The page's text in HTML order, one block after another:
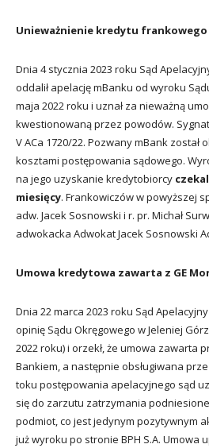
Unieważnienie kredytu frankowego
Dnia 4 stycznia 2023 roku Sąd
oddalił apelację mBanku od wyroku
maja 2022 roku i uznał za nieważną
kwestionowaną przez powodów.
V ACa 1720/22. Pozwany mBank został
kosztami postępowania sądowego.
na jego uzyskanie kredytobiorcy
miesięcy. Frankowiczów w powyższej
adw. Jacek Sosnowski i r. pr. Michał
adwokacka Adwokat Jacek Sosnowski
Umowa kredytowa zawarta z GE
Dnia 22 marca 2023 roku Sąd
opinię Sądu Okręgowego w Jeleniej
2022 roku) i orzekł, że umowa zawarta
Bankiem, a następnie obsługiwana
toku postępowania apelacyjnego sąd
się do zarzutu zatrzymania
podmiot, co jest jedynym pozytywnym
już wyroku po stronie BPH S.A. Umowa